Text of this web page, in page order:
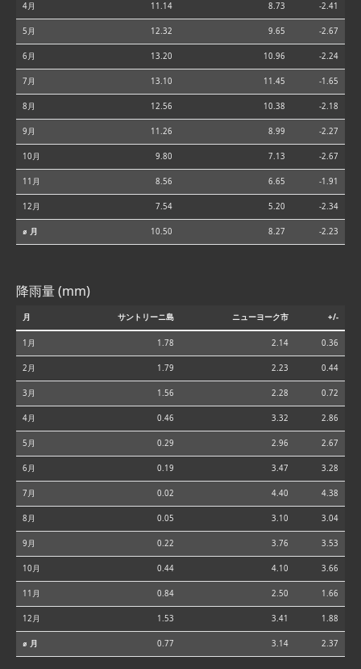
4月 11.14 8.73 -2.41
5月 12.32 9.65 -2.67
6月 13.20 10.96 -2.24
7月 13.10 11.45 -1.65
8月 12.56 10.38 -2.18
9月 11.26 8.99 -2.27
10月 9.80 7.13 -2.67
11月 8.56 6.65 -1.91
12月 7.54 5.20 -2.34
⌀ 月 10.50 8.27 -2.23
降雨量 (mm)
月 サントリーニ島 ニューヨーク市 +/-
1月 1.78 2.14 0.36
2月 1.79 2.23 0.44
3月 1.56 2.28 0.72
4月 0.46 3.32 2.86
5月 0.29 2.96 2.67
6月 0.19 3.47 3.28
7月 0.02 4.40 4.38
8月 0.05 3.10 3.04
9月 0.22 3.76 3.53
10月 0.44 4.10 3.66
11月 0.84 2.50 1.66
12月 1.53 3.41 1.88
⌀ 月 0.77 3.14 2.37